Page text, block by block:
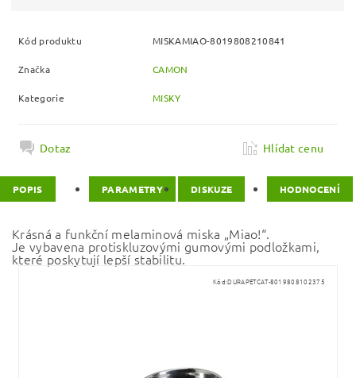
Kód produktu MISKAMIAO-8019808210841
Značka CAMON
Kategorie MISKY
Dotaz Hlídat cenu
POPIS PARAMETRY DISKUZE HODNOCENÍ
Krásná a funkční melaminová miska „Miao!“.
Je vybavena protiskluzovými gumovými podložkami,
které poskytují lepší stabilitu.
Kód:DURAPETCAT-8019808102375